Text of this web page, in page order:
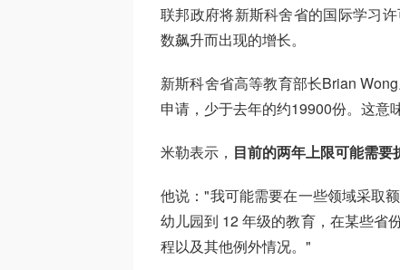
联邦政府将新斯科舍省的国际学习
数飙升而出现的增长。
新斯科舍省高等教育部长Brian
申请，少于去年的约19900份。这意
米勒表示， 目前的两年上限可能需
他说："我可能需要在一些领域采取
幼儿园到 12 年级的教育，在某些
程以及其他例外情况。"